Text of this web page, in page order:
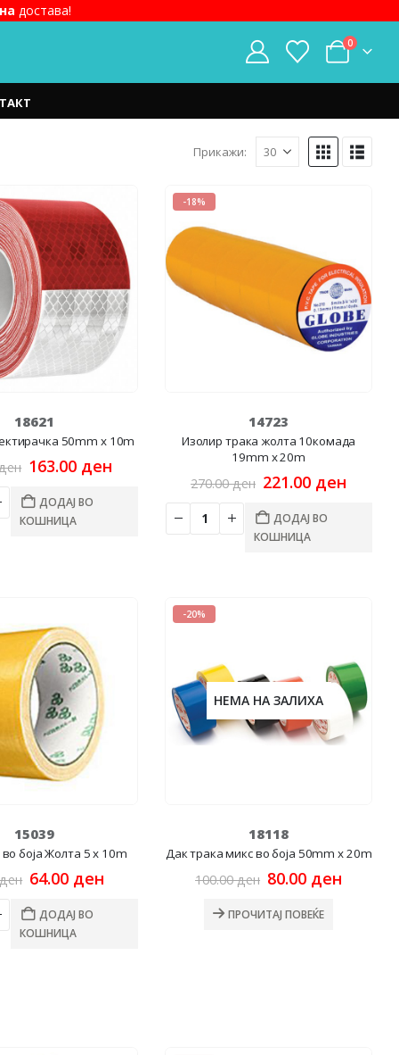
достава!
0
Прикажи:
18621
50mm x 10m
Original
was:
195.00 ден.
163.00 ден
163.00 ден.
ДОДАЈ ВО
КОШНИЦА
-18%
14723
Изолир трака жолта 10комада
19mm x 20m
270.00ден Original
was:
270.00 ден.
221.00 ден
ДОДАЈ ВО
КОШНИЦА
15039
боја Жолта 5 x 10m
ден Original
was:
80.00 ден.
64.00 ден
ДОДАЈ ВО
КОШНИЦА
-20%
НЕМА НА ЗАЛИХА
18118
Дак трака микс во боја 50mm x 20m
100.00ден Original
was:
100.00 ден.
80.00 ден
ПРОЧИТАЈ ПОВЕЌЕ